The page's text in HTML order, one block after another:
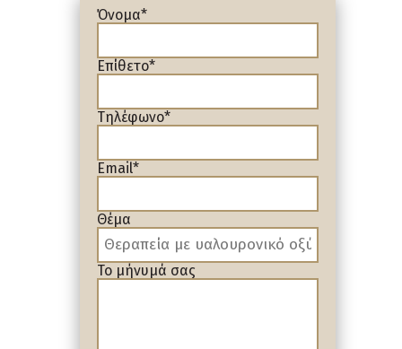
Όνομα*
Επίθετο*
Τηλέφωνο*
Email*
Θέμα
Το μήνυμά σας